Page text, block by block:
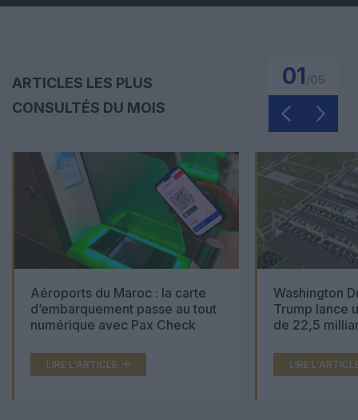
ARTICLES LES PLUS
CONSULTÉS DU MOIS
01
Aéroports du Maroc : la carte
d’embarquement passe au tout
numérique avec Pax Check
LIRE L'ARTICLE
Washington
Trump lance
de 22,5
LIRE